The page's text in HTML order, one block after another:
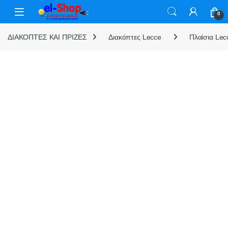
Skip to navigation
Skip to content
0
ΔΙΑΚΟΠΤΕΣ ΚΑΙ ΠΡΙΖΕΣ Διακόπτες Lecce Πλαίσια